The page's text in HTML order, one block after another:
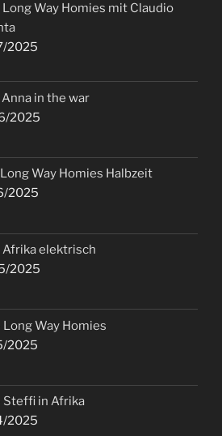
Way Homies mit Claudio
2025
in the war
2025
Way Homies Halbzeit
2025
Afrika elektrisch
2025
Way Homies
2025
Steffi in Afrika
2025